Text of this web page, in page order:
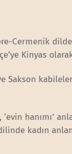
Cermenik
Kinyas
hanımı’
kadın